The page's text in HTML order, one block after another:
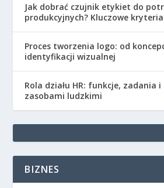
Jak dobrać czujnik etykiet do
produkcyjnych? Kluczowe
Proces tworzenia logo: od
identyfikacji wizualnej
Rola działu HR: funkcje, zadania
zasobami ludzkimi
BIZNES